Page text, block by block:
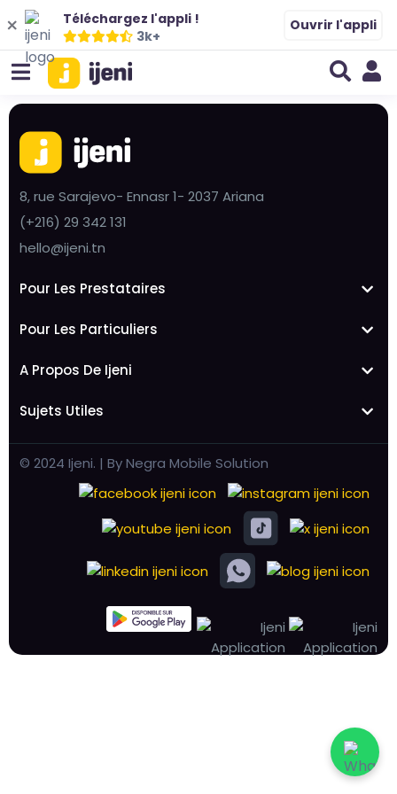
Téléchargez l'appli !
3k+
Ouvrir l'appli
8, rue Sarajevo- Ennasr 1- 2037 Ariana
(+216) 29 342 131
hello@ijeni.tn
Pour Les Prestataires
Pour Les Particuliers
A Propos De Ijeni
Sujets Utiles
© 2024 Ijeni. | By Negra Mobile Solution